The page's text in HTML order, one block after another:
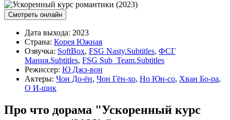
Смотреть онлайн
Дата выхода: 2023
Страна: Корея Южная
Озвучка: SoftBox, FSG Nasty.Subtitles, ФСГ
Мания.Subtitles, FSG Sub_Team.Subtitles
Режиссер: Ю Джэ-вон
Актеры: Чон До-ён, Чон Гён-хо, Но Юн-со, Хван Бо-ра,
О И-щик
Про что дорама "Ускоренный курс